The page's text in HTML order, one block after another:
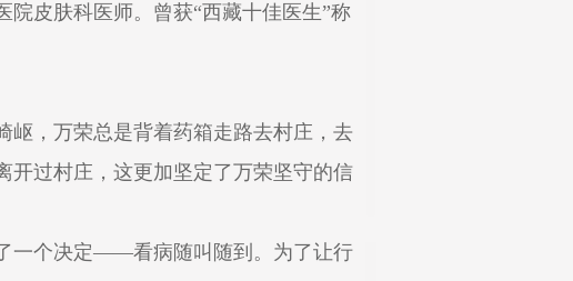
皮肤科医师。曾获“西藏十佳医生”称
，万荣总是背着药箱走路去村庄，去
开过村庄，这更加坚定了万荣坚守的信
一个决定——看病随叫随到。为了让行